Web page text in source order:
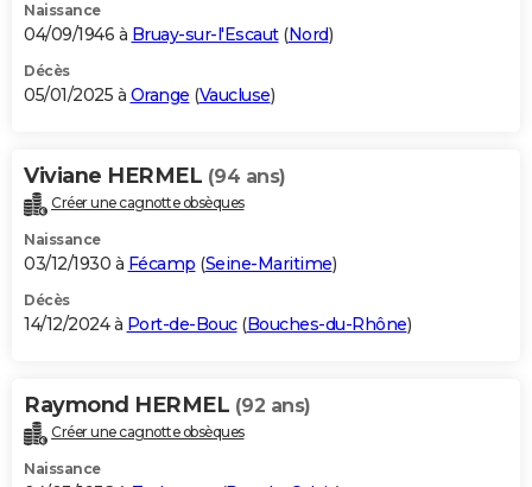
Naissance
04/09/1946 à Bruay-sur-l'Escaut(Nord)
Décès
05/01/2025 à Orange (Vaucluse)
Viviane HERMEL (94 ans)
Créer une cagnotte obsèques
Naissance
03/12/1930 à Fécamp (Seine-Maritime)
Décès
14/12/2024 à Port-de-Bouc(Bouches-du-Rhône)
Raymond HERMEL (92 ans)
Créer une cagnotte obsèques
Naissance